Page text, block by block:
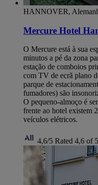
HANNOVER,
Mercure Hotel
O Mercure está à sua
minutos a pé da zona
estação de comboios
com TV de ecrã plano
parque de
fumadores) são
O pequeno-almoço é
frente ao hotel existem
veículos elétricos.
4,6/5 Rated 4,6 of 5